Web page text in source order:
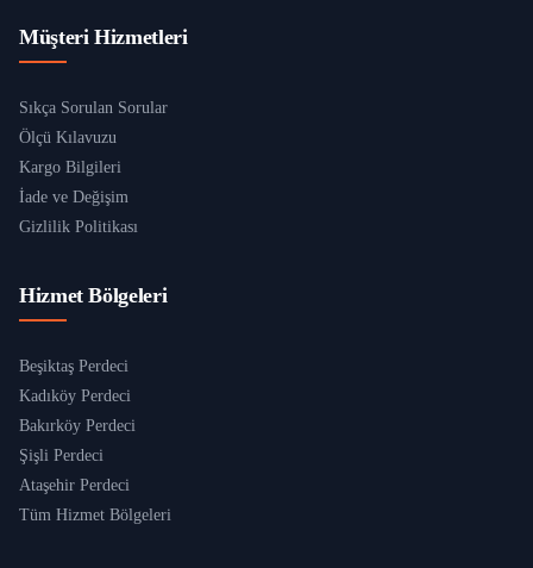
Müşteri Hizmetleri
Sıkça Sorulan Sorular
Ölçü Kılavuzu
Kargo Bilgileri
İade ve Değişim
Gizlilik Politikası
Hizmet Bölgeleri
Beşiktaş Perdeci
Kadıköy Perdeci
Bakırköy Perdeci
Şişli Perdeci
Ataşehir Perdeci
Tüm Hizmet Bölgeleri